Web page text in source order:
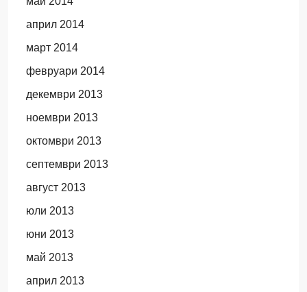
април 2014
март 2014
февруари 2014
декември 2013
ноември 2013
октомври 2013
септември 2013
август 2013
юли 2013
юни 2013
май 2013
април 2013